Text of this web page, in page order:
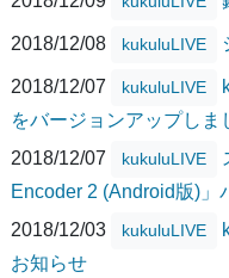
2018/12/08 kukuluLIVE
2018/12/07 kukuluLIVE
をバージョンアップしま
2018/12/07
kukuluLIVE
Encoder 2 (Android版)」
2018/12/03
kukuluLIVE
お知らせ